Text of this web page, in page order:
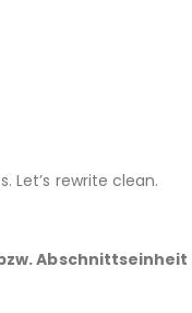
Let’s rewrite clean.
Abschnittseinheit